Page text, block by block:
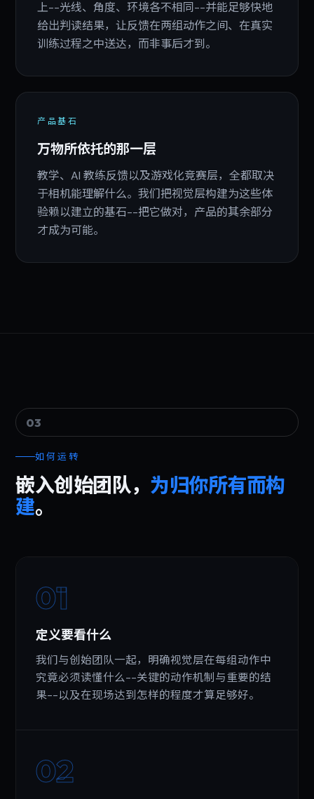
上--光线、角度、环境各不相同--并能足够快地
给出判读结果，让反馈在两组动作之间、在真实
训练过程之中送达，而非事后才到。
产品基石
万物所依托的那一层
教学、AI 教练反馈以及游戏化竞赛层，全都取决
于相机能理解什么。我们把视觉层构建为这些体
验赖以建立的基石--把它做对，产品的其余部分
才成为可能。
03
如何运转
嵌入创始团队， 为归你所有而构
建。
01
定义要看什么
我们与创始团队一起，明确视觉层在每组动作中
究竟必须读懂什么--关键的动作机制与重要的结
果--以及在现场达到怎样的程度才算足够好。
02